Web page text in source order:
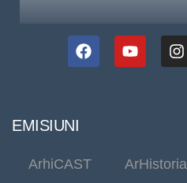
EMISIUNI
ArhiCAST
ArHistoria